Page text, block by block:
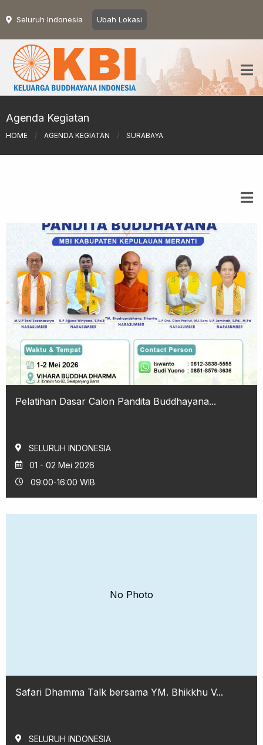
Seluruh Indonesia Ubah Lokasi
Agenda Kegiatan
HOME / AGENDA KEGIATAN / SURABAYA
Pelatihan Dasar Calon Pandita Buddhayana...
SELURUH INDONESIA
01 - 02 Mei 2026
09:00-16:00 WIB
No Photo
Safari Dhamma Talk bersama YM. Bhikkhu V...
SELURUH INDONESIA